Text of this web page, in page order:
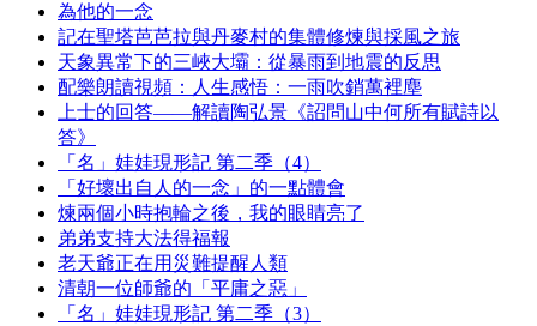
為他的一念
記在聖塔芭芭拉與丹麥村的集體修煉與採風之旅
天象異常下的三峽大壩：從暴雨到地震的反思
配樂朗讀視頻：人生感悟：一雨吹銷萬裡塵
上士的回答——解讀陶弘景《詔問山中何所有賦詩以
答》
「名」娃娃現形記 第二季（4）
「好壞出自人的一念」的一點體會
煉兩個小時抱輪之後，我的眼睛亮了
弟弟支持大法得福報
老天爺正在用災難提醒人類
清朝一位師爺的「平庸之惡」
「名」娃娃現形記 第二季（3）